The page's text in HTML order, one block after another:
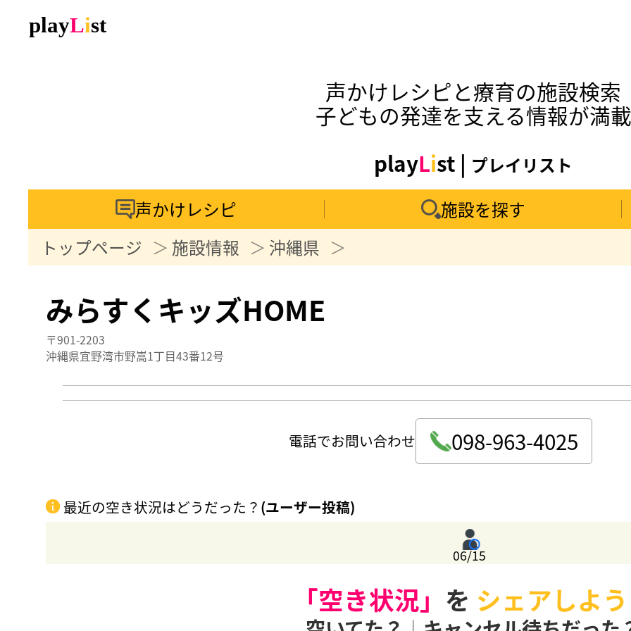
声かけレシピと療育の施設検索
子どもの発達を支える情報が満載
playList | プレイリスト
声かけレシピ
施設を探す
トップページ
施設情報 沖縄県
みらすくキッズHOME
〒901-2203
沖縄県宜野湾市野嵩1丁目43番12号
電話でお問い合わせ 098-963-4025
最近の空き状況はどうだった？ (ユーザー投稿)
06/15
「空き状況」 を シェアしよ